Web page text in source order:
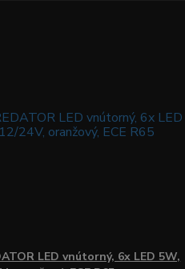
LED vnútorný, 6x LED 5W,